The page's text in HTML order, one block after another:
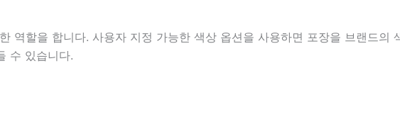
역할을 합니다. 사용자 지정 가능한 색상 옵션을 사용하면 포장을 브랜드의
수 있습니다.